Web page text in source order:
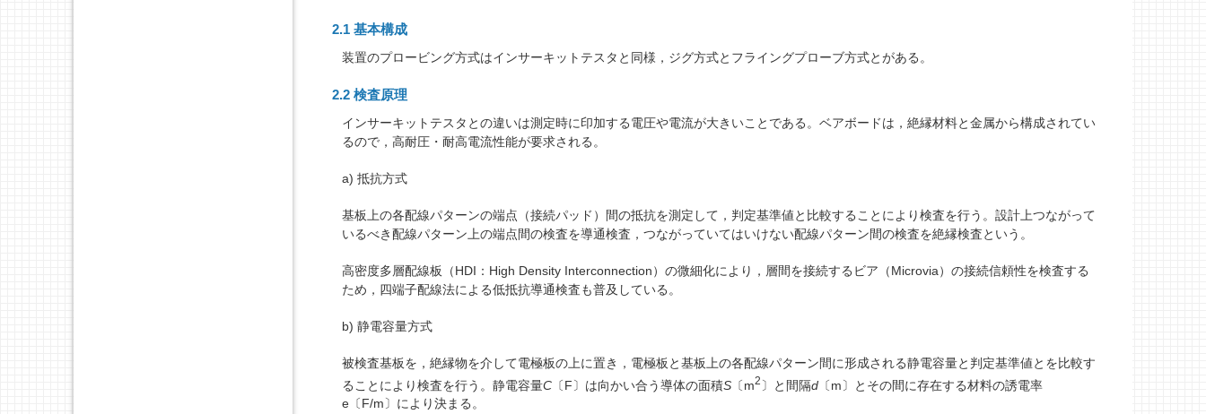
2.1 基本構成
装置のプロービング方式はインサーキットテスタと同様，ジグ方式とフライングプローブ方式とがある。
2.2 検査原理
インサーキットテスタとの違いは測定時に印加する電圧や電流が大きいことである。ベアボードは，絶縁材料と金属から構成されてい
るので，高耐圧・耐高電流性能が要求される。
a) 抵抗方式
基板上の各配線パターンの端点（接続パッド）間の抵抗を測定して，判定基準値と比較することにより検査を行う。設計上つながって
いるべき配線パターン上の端点間の検査を導通検査，つながっていてはいけない配線パターン間の検査を絶縁検査という。
高密度多層配線板（HDI：High Density Interconnection）の微細化により，層間を接続するビア（Microvia）の接続信頼性を検査する
ため，四端子配線法による低抵抗導通検査も普及している。
b) 静電容量方式
被検査基板を，絶縁物を介して電極板の上に置き，電極板と基板上の各配線パターン間に形成される静電容量と判定基準値とを比較す
ることにより検査を行う。静電容量C 〔F〕は向かい合う導体の面積S 〔m2 〕と間隔d 〔m〕とその間に存在する材料の誘電率
e〔F/m〕により決まる。